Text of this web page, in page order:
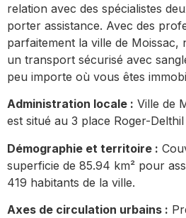
relation avec des spécialistes
porter assistance. Avec des
parfaitement la ville de Moissac,
un transport sécurisé avec
peu importe où vous êtes
Administration locale : Ville de
est situé au 3 place Roger-
Démographie et territoire :
superficie de 85.94 km² pour
419 habitants de la ville.
Axes de circulation urbains :